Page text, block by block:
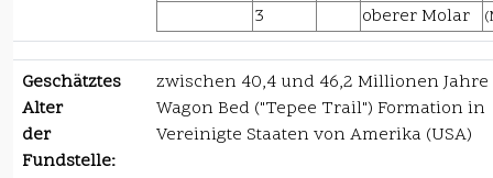
3 oberer Molar
Geschätztes
Alter
der
Fundstelle:
zwischen 40,4 und 46,2 Millionen Jahre
Wagon Bed ("Tepee Trail") Formation in
Vereinigte Staaten von Amerika (USA)